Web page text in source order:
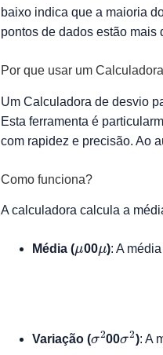
baixo indica que a maioria
pontos de dados estão mais
Por que usar um
Um Calculadora de desvio
Esta ferramenta é
com rapidez e precisão. Ao
Como funciona?
A calculadora calcula a
Média ( 00
μ
): A
Variação (
σ2
00
σ2
): A